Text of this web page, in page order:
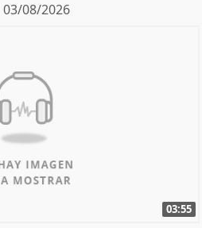
03/08/2026
03:55